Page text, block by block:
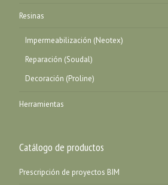
Resinas
Impermeabilización (Neotex)
Reparación (Soudal)
Decoración (Proline)
Herramientas
Catálogo de productos
Prescripción de proyectos BIM